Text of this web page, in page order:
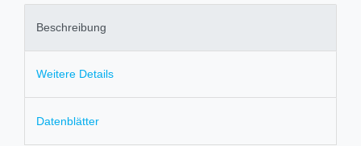
Beschreibung
Weitere Details
Datenblätter